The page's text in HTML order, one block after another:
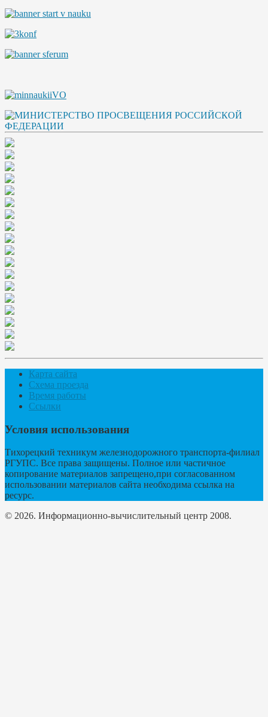
Карта сайта
Схема проезда
Время работы
Ссылки
Условия использования
Тихорецкий техникум железнодорожного транспорта-филиал
РГУПС. Все права защищены. Полное или частичное
копирование материалов запрещено,при согласованном
использовании материалов сайта необходима ссылка на
ресурс.
© 2026. Информационно-вычислительный центр 2008.